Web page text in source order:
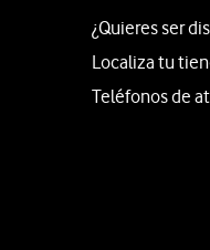
¿Quieres ser
Localiza tu
Teléfonos de